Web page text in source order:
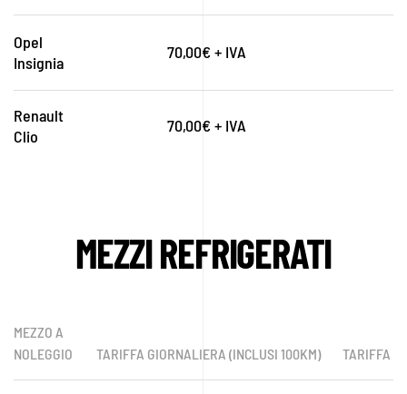
Opel
Insignia
70,00€ + IVA
Renault
Clio
70,00€ + IVA
MEZZI REFRIGERATI
MEZZO A
NOLEGGIO
TARIFFA GIORNALIERA (INCLUSI 100KM) TARIFFA